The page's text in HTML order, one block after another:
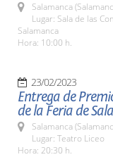
Salamanca
Lugar: Sala de las
Salamanca
Hora: 10:00 h.
23/02/2023
Entrega de
de la Feria de
Salamanca
Lugar: Teatro Liceo
Hora: 20:30 h.